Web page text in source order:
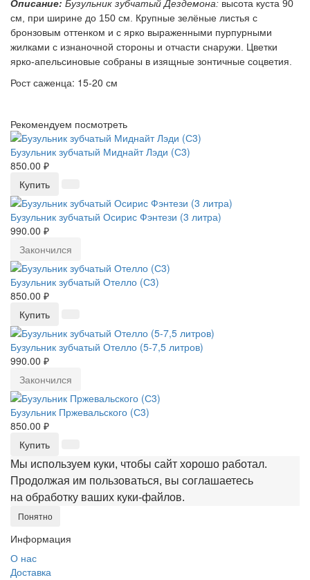
Описание: Бузульник зубчатый Дездемона: высота куста 90
см, при ширине до 150 см. Крупные зелёные листья с
бронзовым оттенком и с ярко выраженными пурпурными
жилками с изнаночной стороны и отчасти снаружи. Цветки
ярко-апельсиновые собраны в изящные зонтичные соцветия.
Рост саженца: 15-20 см
Рекомендуем посмотреть
Бузульник зубчатый Миднайт Лэди (С3)
850.00 ₽
Купить
Бузульник зубчатый Осирис Фэнтези (3 литра)
990.00 ₽
Закончился
Бузульник зубчатый Отелло (С3)
850.00 ₽
Купить
Бузульник зубчатый Отелло (5-7,5 литров)
990.00 ₽
Закончился
Бузульник Пржевальского (С3)
850.00 ₽
Купить
Мы используем куки, чтобы сайт хорошо работал.
Продолжая им пользоваться, вы соглашаетесь
на обработку ваших куки‑файлов.
Понятно
Информация
О нас
Доставка